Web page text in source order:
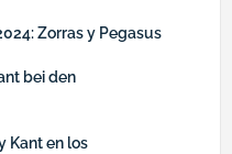
Zorras y Pegasus
bei den
Kant en los